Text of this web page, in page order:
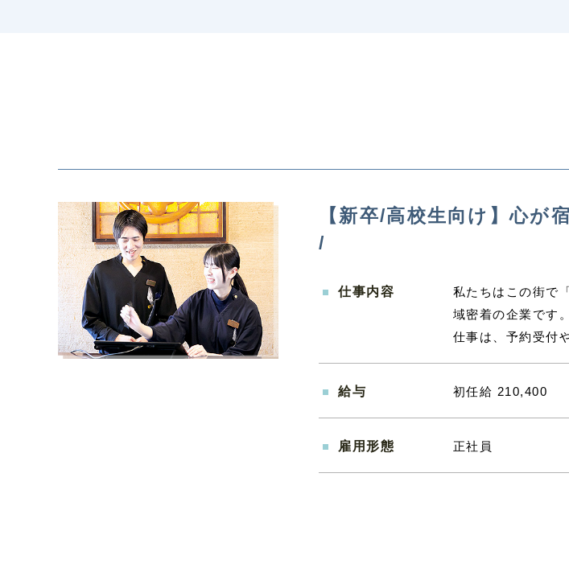
【新卒/高校生向け】心
/
仕事内容
私たちはこの街で
域密着の企業です
仕事は、予約受付
給与 初任給 210,400
雇用形態 正社員